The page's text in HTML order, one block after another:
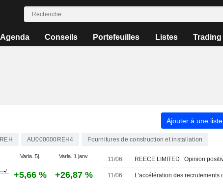
Agenda Conseils Portefeuilles Listes Trading
Ajouter à une liste
REH AU000000REH4 Fournitures de construction et installation
Varia. 5j. Varia. 1 janv.
+5,66 % +26,87 %
11/06
11/06